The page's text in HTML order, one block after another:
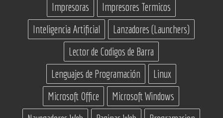
Impresoras
Impresores Termicos
Inteligencia Artificial
Lanzadores (Launchers)
Lector de Codigos de Barra
Lenguajes de Programación
Linux
Microsoft Office
Microsoft Windows